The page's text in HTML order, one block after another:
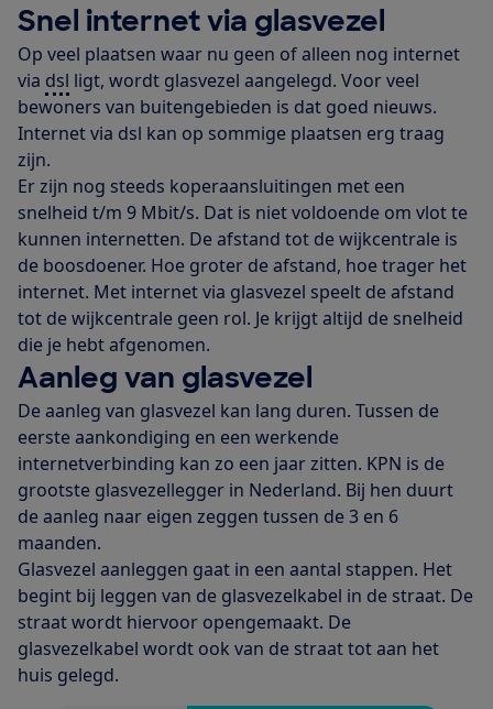
Snel internet via glasvezel
Op veel plaatsen waar nu geen of alleen nog internet
via dsl ligt, wordt glasvezel aangelegd. Voor veel
bewoners van buitengebieden is dat goed nieuws.
Internet via dsl kan op sommige plaatsen erg traag
zijn.
Er zijn nog steeds koperaansluitingen met een
snelheid t/m 9 Mbit/s. Dat is niet voldoende om vlot te
kunnen internetten. De afstand tot de wijkcentrale is
de boosdoener. Hoe groter de afstand, hoe trager het
internet. Met internet via glasvezel speelt de afstand
tot de wijkcentrale geen rol. Je krijgt altijd de snelheid
die je hebt afgenomen.
Aanleg van glasvezel
De aanleg van glasvezel kan lang duren. Tussen de
eerste aankondiging en een werkende
internetverbinding kan zo een jaar zitten. KPN is de
grootste glasvezellegger in Nederland. Bij hen duurt
de aanleg naar eigen zeggen tussen de 3 en 6
maanden.
Glasvezel aanleggen gaat in een aantal stappen. Het
begint bij leggen van de glasvezelkabel in de straat. De
straat wordt hiervoor opengemaakt. De
glasvezelkabel wordt ook van de straat tot aan het
huis gelegd.